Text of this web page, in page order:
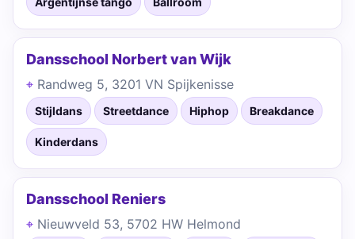
Dansschool Norbert van Wijk
Randweg 5, 3201 VN Spijkenisse
Stijldans Streetdance Hiphop Breakdance
Kinderdans
Dansschool Reniers
Nieuwveld 53, 5702 HW Helmond